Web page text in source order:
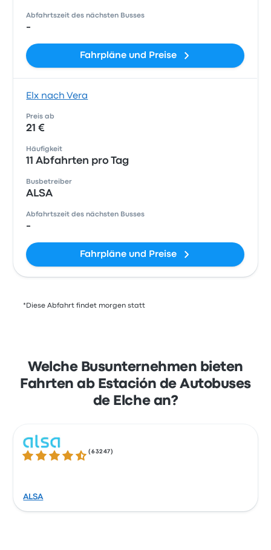
Abfahrtszeit des nächsten Busses
-
Fahrpläne und Preise
Elx nach Vera
Preis ab
21 €
Häufigkeit
11 Abfahrten pro Tag
Busbetreiber
ALSA
Abfahrtszeit des nächsten Busses
-
Fahrpläne und Preise
*Diese Abfahrt findet morgen statt
Welche Busunternehmen bieten
Fahrten ab Estación de Autobuses
de Elche an?
4.3 von 5 Sternen
(63247 )
ALSA